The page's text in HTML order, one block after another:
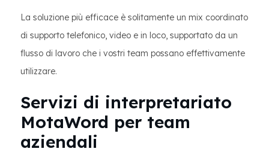
La soluzione più efficace è solitamente un mix coordinato
di supporto telefonico, video e in loco, supportato da un
flusso di lavoro che i vostri team possano effettivamente
utilizzare.
Servizi di interpretariato
MotaWord per team
aziendali